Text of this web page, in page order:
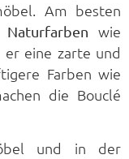
Am besten
wie
er eine zarte und
Farben wie
die Bouclé
und in der